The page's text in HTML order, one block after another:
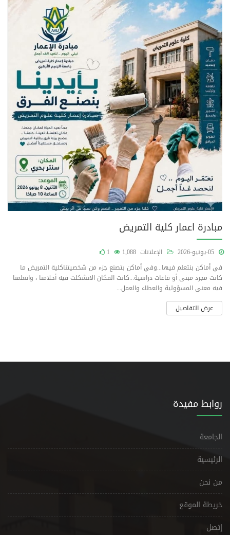
مبادرة اعمار كلية التمريض
الإعلانات 1,088
1
في أماكن بنتعلم فيها...وفي أماكن بتصنع جزء من شخصيتناكلية التمريض ما
كانت مجرد مبنى أو قاعات دراسية...كانت المكان الاتشكلت فيه أحلامنا ، واتعلمنا
فيه معنى المسؤولية والعطاء والعمل...
عرض التفاصيل
روابط مفيدة
الجامعة
الرئيسية
من نحن
خريطة الموقع
إتصل